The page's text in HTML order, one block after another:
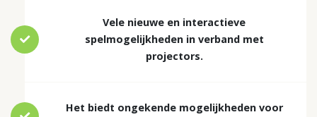
Vele nieuwe en interactieve
spelmogelijkheden in verband met
projectors.
Het biedt ongekende mogelijkheden voor